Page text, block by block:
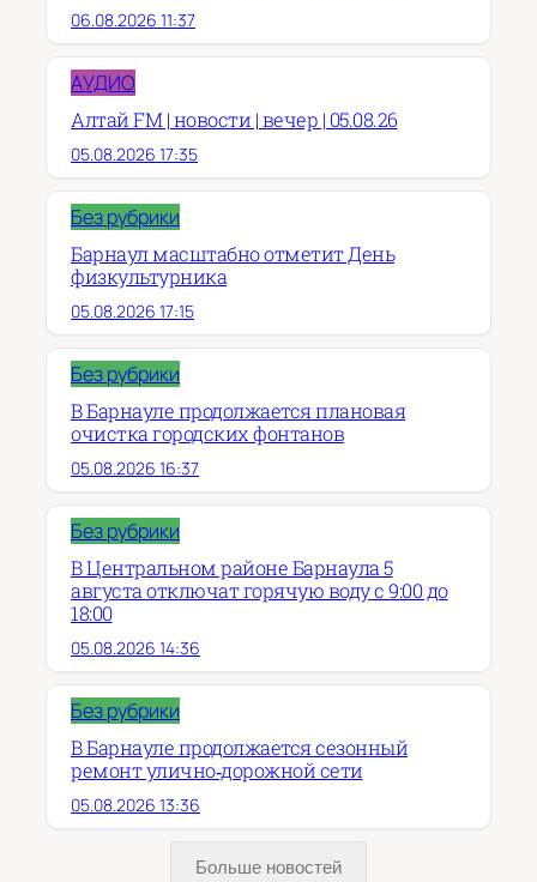
06.08.2026 11:37
АУДИО
Алтай FM | новости | вечер | 05.08.26
05.08.2026 17:35
Без рубрики
Барнаул масштабно отметит День
физкультурника
05.08.2026 17:15
Без рубрики
В Барнауле продолжается плановая
очистка городских фонтанов
05.08.2026 16:37
Без рубрики
В Центральном районе Барнаула 5
августа отключат горячую воду с 9:00 до
18:00
05.08.2026 14:36
Без рубрики
В Барнауле продолжается сезонный
ремонт улично‑дорожной сети
05.08.2026 13:36
Больше новостей